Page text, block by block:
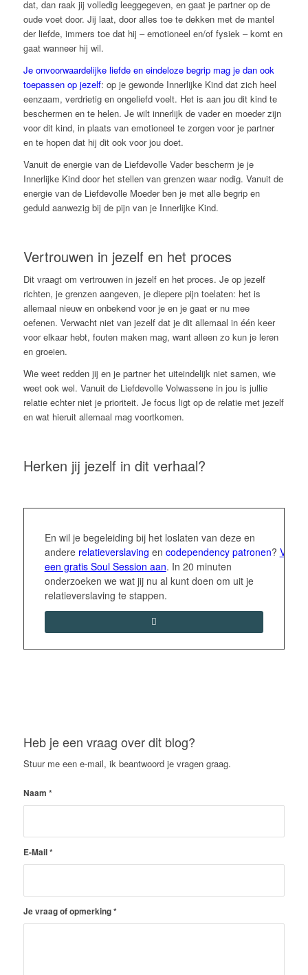
dat, dan raak jij volledig leeggegeven, en gaat je partner op de
oude voet door. Jij laat, door alles toe te dekken met de mantel
der liefde, immers toe dat hij – emotioneel en/of fysiek – komt en
gaat wanneer hij wil.
Je onvoorwaardelijke liefde en eindeloze begrip mag je dan ook
toepassen op jezelf: op je gewonde Innerlijke Kind dat zich heel
eenzaam, verdrietig en ongeliefd voelt. Het is aan jou dit kind te
beschermen en te helen. Je wilt innerlijk de vader en moeder zijn
voor dit kind, in plaats van emotioneel te zorgen voor je partner
en te hopen dat hij dit ook voor jou doet.
Vanuit de energie van de Liefdevolle Vader bescherm je je
Innerlijke Kind door het stellen van grenzen waar nodig. Vanuit de
energie van de Liefdevolle Moeder ben je met alle begrip en
geduld aanwezig bij de pijn van je Innerlijke Kind.
Vertrouwen in jezelf en het proces
Dit vraagt om vertrouwen in jezelf en het proces. Je op jezelf
richten, je grenzen aangeven, je diepere pijn toelaten: het is
allemaal nieuw en onbekend voor je en je gaat er nu mee
oefenen. Verwacht niet van jezelf dat je dit allemaal in één keer
voor elkaar hebt, fouten maken mag, want alleen zo kun je leren
en groeien.
Wie weet redden jij en je partner het uiteindelijk niet samen, wie
weet ook wel. Vanuit de Liefdevolle Volwassene in jou is jullie
relatie echter niet je prioriteit. Je focus ligt op de relatie met jezelf
en wat hieruit allemaal mag voortkomen.
Herken jij jezelf in dit verhaal?
En wil je begeleiding bij het loslaten van deze en
andere relatieverslaving en codependency patronen? Vraag
een gratis Soul Session aan. In 20 minuten
onderzoeken we wat jij nu al kunt doen om uit je
relatieverslaving te stappen.
Heb je een vraag over dit blog?
Stuur me een e-mail, ik beantwoord je vragen graag.
Naam *
E-Mail*
Je vraag of opmerking*